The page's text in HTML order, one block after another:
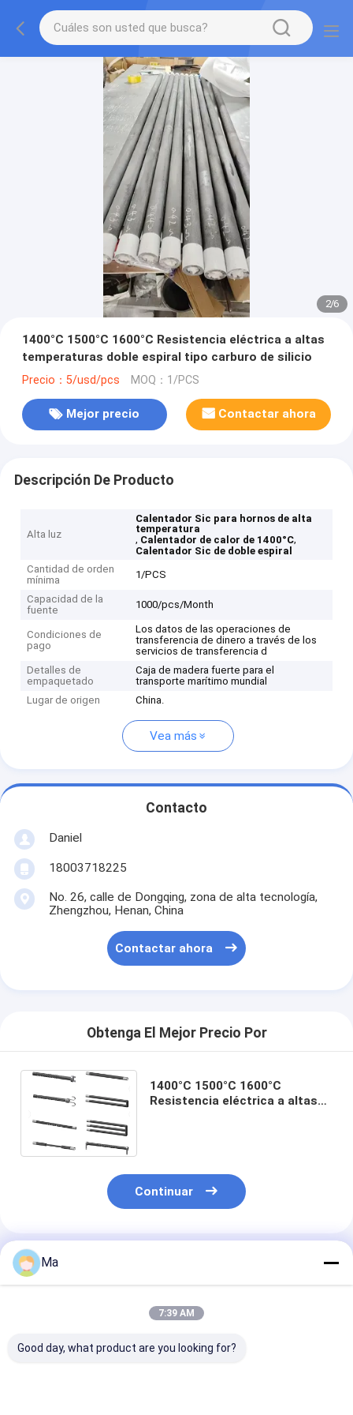
2/6
1400°C 1500°C 1600°C Resistencia eléctrica a altas
temperaturas doble espiral tipo carburo de silicio
Precio：5/usd/pcs MOQ：1/PCS
Mejor precio Contactar ahora
Descripción De Producto
Alta luz
Calentador Sic para hornos de alta
temperatura
, Calentador de calor de 1400°C,
Calentador Sic de doble espiral
Cantidad de orden
mínima
1/PCS
Capacidad de la
fuente
1000/pcs/Month
Condiciones de
pago
Los datos de las operaciones de
transferencia de dinero a través de los
servicios de transferencia d
Detalles de
empaquetado
Caja de madera fuerte para el
transporte marítimo mundial
Lugar de origen
China.
Vea más
Contacto
Daniel
18003718225
No. 26, calle de Dongqing, zona de alta tecnología,
Zhengzhou, Henan, China
Contactar ahora
Obtenga El Mejor Precio Por
1400°C 1500°C 1600°C
Resistencia eléctrica a altas
Continuar
Productos Recomendados
Ma
7:39 AM
Good day, what product are you looking for?